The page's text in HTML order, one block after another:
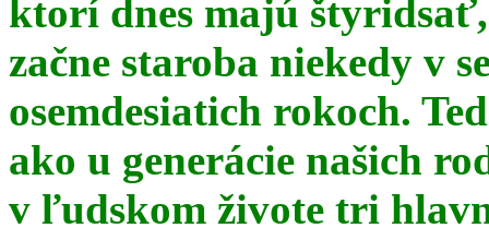
ktorí dnes majú
začne staroba niekedy v
osemdesiatich rokoch.
ako u generácie našich
v ľudskom živote tri